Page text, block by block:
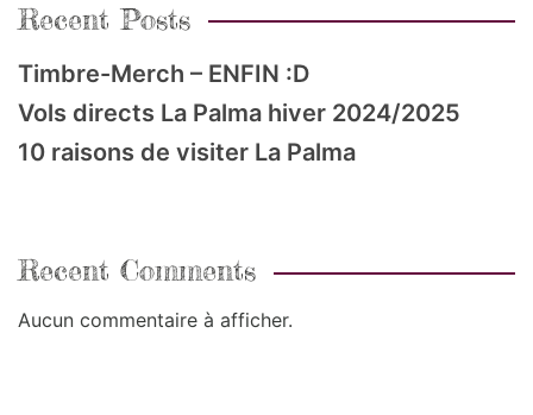
Recent Posts
Timbre-Merch – ENFIN :D
Vols directs La Palma hiver 2024/2025
10 raisons de visiter La Palma
Recent Comments
Aucun commentaire à afficher.